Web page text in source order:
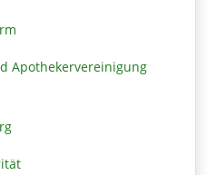
Apothekervereinigung